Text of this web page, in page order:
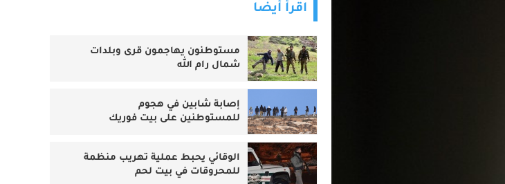
اقرأ أيضا
مستوطنون يهاجمون قرى وبلدات
شمال رام الله
إصابة شابين في هجوم
للمستوطنين على بيت فوريك
الوقائي يحبط عملية تهريب منظمة
للمحروقات في بيت لحم